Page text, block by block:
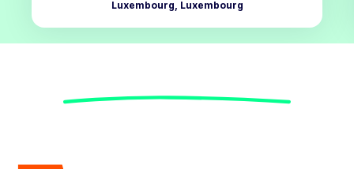
Luxembourg, Luxembourg